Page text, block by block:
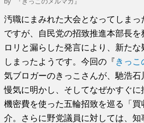
汚職にまみれた大会となってしまっ
ですが、自民党の招致推進本部長
ロリと漏らした発言により、新た
しまったようです。今回の『 きっこ
気ブロガーのきっこさんが、馳浩石
慢気に明かし、そしてなぜかすぐ
機密費を使った五輪招致を巡る「買
介。さらに野党議員に対しては、